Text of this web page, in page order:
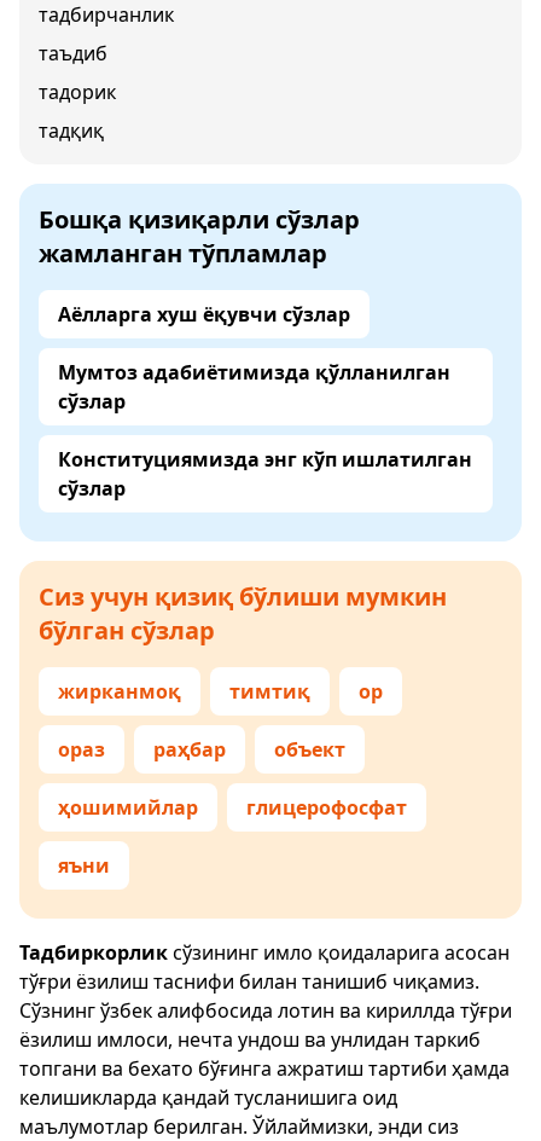
тадбирчанлик
таъдиб
тадорик
тадқиқ
Бошқа қизиқарли сўзлар
жамланган тўпламлар
Аёлларга хуш ёқувчи сўзлар
Мумтоз адабиётимизда қўлланилган
сўзлар
Конституциямизда энг кўп ишлатилган
сўзлар
Сиз учун қизиқ бўлиши мумкин
бўлган сўзлар
жирканмоқ тимтиқ ор
ораз раҳбар объект
ҳошимийлар глицерофосфат
яъни
Тадбиркорликсўзининг имло қоидаларига асосан
тўғри ёзилиш таснифи билан танишиб чиқамиз.
Сўзнинг ўзбек алифбосида лотин ва кириллда тўғри
ёзилиш имлоси, нечта ундош ва унлидан таркиб
топгани ва бехато бўғинга ажратиш тартиби ҳамда
келишикларда қандай тусланишига оид
маълумотлар берилган. Ўйлаймизки, энди сиз